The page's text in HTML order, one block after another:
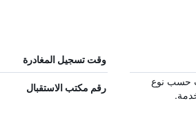
وقت تسجيل المغادرة
حسب نوع
رقم مكتب الاستقبال